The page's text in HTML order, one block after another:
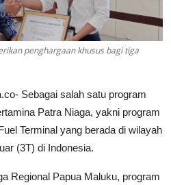
penghargaan khusus bagi tiga
Sebagai salah satu program
Patra Niaga, yakni program
Terminal yang berada di wilayah
(3T) di Indonesia.
Regional Papua Maluku, program